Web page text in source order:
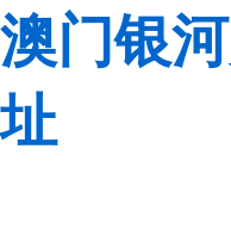
澳门银
址